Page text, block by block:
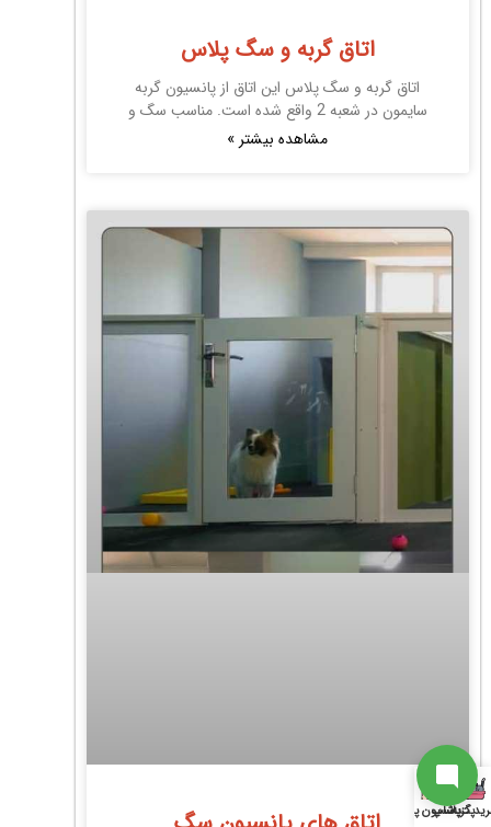
اتاق گربه و سگ پلاس
اتاق گربه و سگ پلاس این اتاق از پانسیون گربه
سایمون در شعبه 2 واقع شده است. مناسب سگ و
مشاهده بیشتر »
ارتباط با پشتیبانی
از آخرین تخفیفات ما باخبر شو
سابسکرایب
گربه
پت شاپ
پانسیون پت